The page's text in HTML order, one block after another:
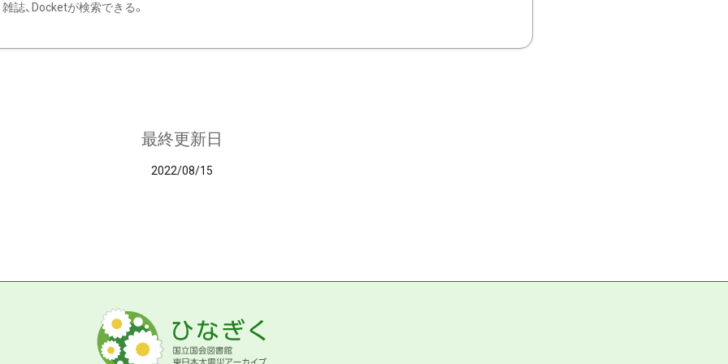
雑誌、Docketが検索できる。
最終更新日
2022/08/15